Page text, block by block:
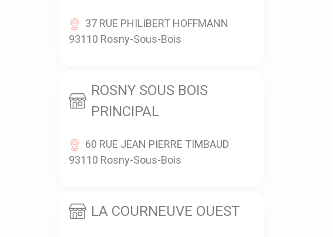
37 RUE PHILIBERT HOFFMANN
93110 Rosny-Sous-Bois
ROSNY SOUS BOIS
PRINCIPAL
60 RUE JEAN PIERRE TIMBAUD
93110 Rosny-Sous-Bois
LA COURNEUVE OUEST